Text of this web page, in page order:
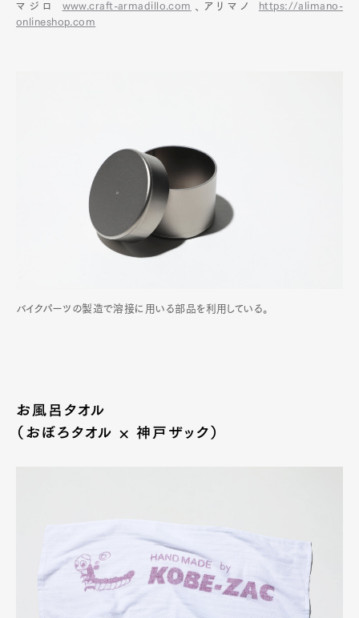
マジロ www.craft-armadillo.com 、アリマノ
https://alimano-
onlineshop.com
バイクパーツの製造で溶接に用いる部品を利用している。
お風呂タオル
（おぼろタオル × 神戸ザック）